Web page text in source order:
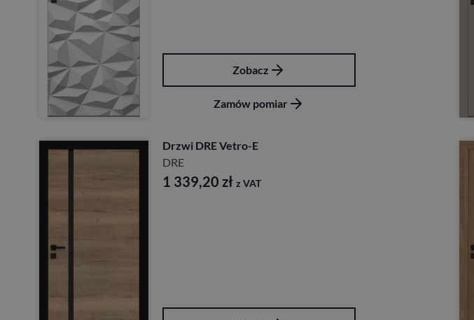
Zobacz
Zamów pomiar
Drzwi DRE Vetro-E
DRE
1 339,20 zł z VAT